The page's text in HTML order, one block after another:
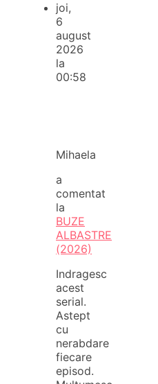
joi,
6
august
2026
la
00:58
Mihaela
a
comentat
la
BUZE
ALBASTRE
(2026)
Indragesc
acest
serial.
Astept
cu
nerabdare
fiecare
episod.